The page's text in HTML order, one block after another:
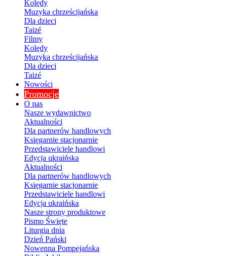
Kolędy
Muzyka chrześcijańska
Dla dzieci
Taizé
Filmy
Kolędy
Muzyka chrześcijańska
Dla dzieci
Taizé
Nowości
Promocje
O nas
Nasze wydawnictwo
Aktualności
Dla partnerów handlowych
Księgarnie stacjonarnie
Przedstawiciele handlowi
Edycja ukraińska
Aktualności
Dla partnerów handlowych
Księgarnie stacjonarnie
Przedstawiciele handlowi
Edycja ukraińska
Nasze strony produktowe
Pismo Święte
Liturgia dnia
Dzień Pański
Nowenna Pompejańska